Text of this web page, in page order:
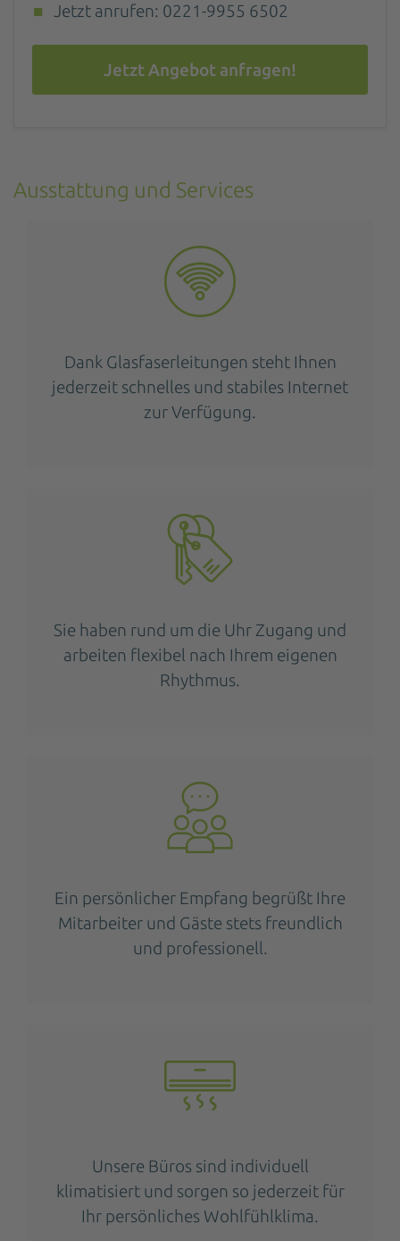
Jetzt anrufen: 0221-9955 6502
Jetzt Angebot anfragen!
Ausstattung und Services
Dank Glasfaserleitungen steht Ihnen
jederzeit schnelles und stabiles Internet
zur Verfügung.
Sie haben rund um die Uhr Zugang und
arbeiten flexibel nach Ihrem eigenen
Rhythmus.
Ein persönlicher Empfang begrüßt Ihre
Mitarbeiter und Gäste stets freundlich
und professionell.
Unsere Büros sind individuell
klimatisiert und sorgen so jederzeit für
Ihr persönliches Wohlfühlklima.